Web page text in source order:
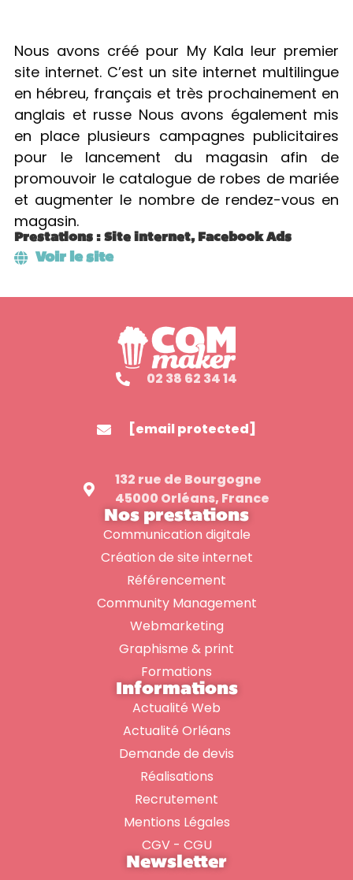
Nous avons créé pour My Kala leur premier
site internet. C’est un site internet multilingue
en hébreu, français et très prochainement en
anglais et russe Nous avons également mis
en place plusieurs campagnes publicitaires
pour le lancement du magasin afin de
promouvoir le catalogue de robes de mariée
et augmenter le nombre de rendez-vous en
magasin.
Prestations : Site internet, Facebook Ads
Voir le site
02 38 62 34 14
[email protected]
132 rue de Bourgogne
45000 Orléans, France
Nos prestations
Communication digitale
Création de site internet
Référencement
Community Management
Webmarketing
Graphisme & print
Formations
Informations
Actualité Web
Actualité Orléans
Demande de devis
Réalisations
Recrutement
Mentions Légales
CGV - CGU
Newsletter